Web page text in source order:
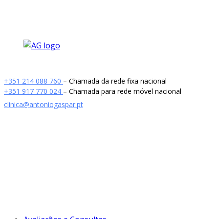
+351 214 088 760 – Chamada da rede fixa nacional
+351 917 770 024 – Chamada para rede móvel nacional
clinica@antoniogaspar.pt